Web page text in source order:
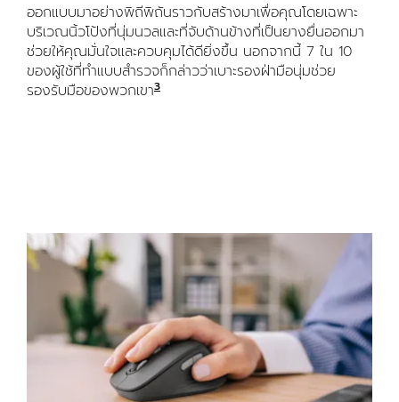
ออกแบบมาอย่างพิถีพิถันราวกับสร้างมาเพื่อคุณโดยเฉพาะ
บริเวณนิ้วโป้งที่นุ่มนวลและที่จับด้านข้างที่เป็นยางยื่นออกมา
ช่วยให้คุณมั่นใจและควบคุมได้ดียิ่งขึ้น นอกจากนี้ 7 ใน 10
ของผู้ใช้ที่ทำแบบสำรวจก็กล่าวว่าเบาะรองฝ่ามือนุ่มช่วย
รองรับมือของพวกเขา3